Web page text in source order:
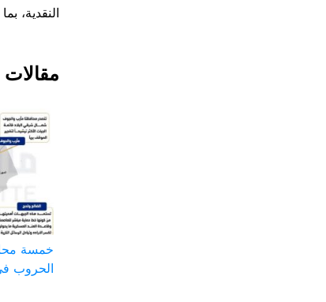
النقدية،
خمسة
الحروب